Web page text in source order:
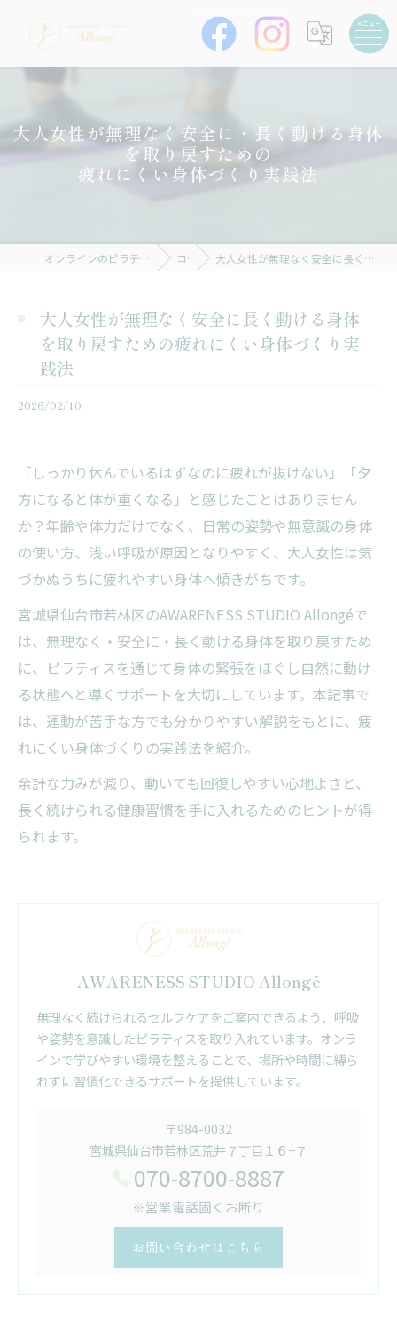
大人女性が無理なく安全に・長く動ける身体
を取り戻すための
疲れにくい身体づくり実践法
オンラインのピラティスならAWARENESS STUDIO Allongé コラム 大人女性が無理なく安全に長く動ける身体を取り戻すための疲れにくい身体づくり実践法
大人女性が無理なく安全に長く動ける身体
を取り戻すための疲れにくい身体づくり実
践法
2026/02/10
「しっかり休んでいるはずなのに疲れが抜けない」「夕
方になると体が重くなる」と感じたことはありません
か？年齢や体力だけでなく、日常の姿勢や無意識の身体
の使い方、浅い呼吸が原因となりやすく、大人女性は気
づかぬうちに疲れやすい身体へ傾きがちです。
宮城県仙台市若林区のAWARENESS STUDIO Allongéで
は、無理なく・安全に・長く動ける身体を取り戻すため
に、ピラティスを通じて身体の緊張をほぐし自然に動け
る状態へと導くサポートを大切にしています。本記事で
は、運動が苦手な方でも分かりやすい解説をもとに、疲
れにくい身体づくりの実践法を紹介。
余計な力みが減り、動いても回復しやすい心地よさと、
長く続けられる健康習慣を手に入れるためのヒントが得
られます。
AWARENESS STUDIO Allongé
無理なく続けられるセルフケアをご案内できるよう、呼吸
や姿勢を意識したピラティスを取り入れています。オンラ
インで学びやすい環境を整えることで、場所や時間に縛ら
れずに習慣化できるサポートを提供しています。
〒984-0032
宮城県仙台市若林区荒井７丁目１６−７
070-8700-8887
※営業電話固くお断り
お問い合わせはこちら